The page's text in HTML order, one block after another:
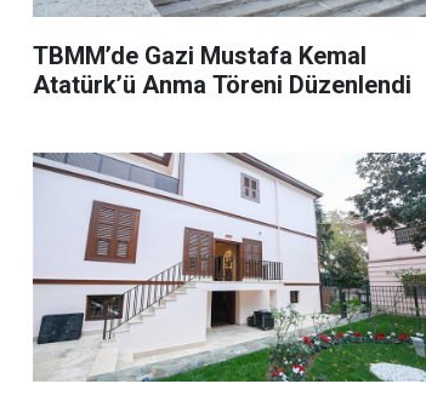
TBMM’de Gazi Mustafa Kemal
Atatürk’ü Anma Töreni Düzenlendi